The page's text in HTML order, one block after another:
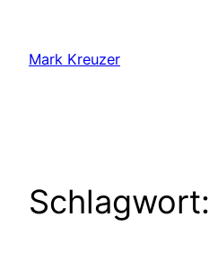
springen
Mark Kreuzer
Schlagwort: